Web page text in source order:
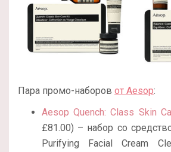
Пара промо-наборов от Aesop:
Aesop Quench: Class Skin
£81.00) – набор со
Purifying Facial Cream